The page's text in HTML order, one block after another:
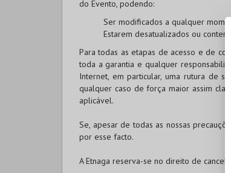
do Evento, podendo:
Ser modificados a qualquer
Estarem desatualizados ou conter
Para todas as etapas de acesso e de
toda a garantia e qualquer
Internet, em particular, uma rutura de
qualquer caso de força maior assim
aplicável.
Se, apesar de todas as nossas
por esse facto.
A Etnaga reserva-se no direito de